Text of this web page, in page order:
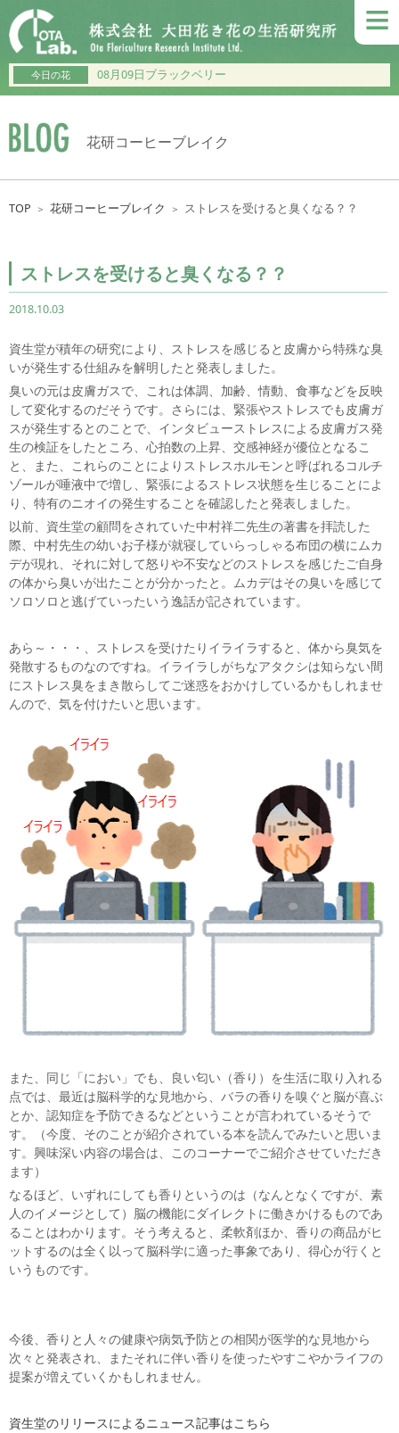
≡
今日の花 08月09日ブラックベリー
花研コーヒーブレイク
TOP ＞ 花研コーヒーブレイク ＞ ストレスを受けると臭くなる？？
ストレスを受けると臭くなる？？
2018.10.03
資生堂が積年の研究により、ストレスを感じると皮膚から特殊な臭
いが発生する仕組みを解明したと発表しました。
臭いの元は皮膚ガスで、これは体調、加齢、情動、食事などを反映
して変化するのだそうです。さらには、緊張やストレスでも皮膚ガ
スが発生するとのことで、インタビューストレスによる皮膚ガス発
生の検証をしたところ、心拍数の上昇、交感神経が優位となるこ
と、また、これらのことによりストレスホルモンと呼ばれるコルチ
ゾールが唾液中で増し、緊張によるストレス状態を生じることによ
り、特有のニオイの発生することを確認したと発表しました。
以前、資生堂の顧問をされていた中村祥二先生の著書を拝読した
際、中村先生の幼いお子様が就寝していらっしゃる布団の横にムカ
デが現れ、それに対して怒りや不安などのストレスを感じたご自身
の体から臭いが出たことが分かったと。ムカデはその臭いを感じて
ソロソロと逃げていったいう逸話が記されています。
あら～・・・、ストレスを受けたりイライラすると、体から臭気を
発散するものなのですね。イライラしがちなアタクシは知らない間
にストレス臭をまき散らしてご迷惑をおかけしているかもしれませ
んので、気を付けたいと思います。
また、同じ「におい」でも、良い匂い（香り）を生活に取り入れる
点では、最近は脳科学的な見地から、バラの香りを嗅ぐと脳が喜ぶ
とか、認知症を予防できるなどということが言われているそうで
す。（今度、そのことが紹介されている本を読んでみたいと思いま
す。興味深い内容の場合は、このコーナーでご紹介させていただき
ます）
なるほど、いずれにしても香りというのは（なんとなくですが、素
人のイメージとして）脳の機能にダイレクトに働きかけるものであ
ることはわかります。そう考えると、柔軟剤ほか、香りの商品がヒ
ットするのは全く以って脳科学に適った事象であり、得心が行くと
いうものです。
今後、香りと人々の健康や病気予防との相関が医学的な見地から
次々と発表され、またそれに伴い香りを使ったやすこやかライフの
提案が増えていくかもしれません。
資生堂のリリースによるニュース記事はこちら